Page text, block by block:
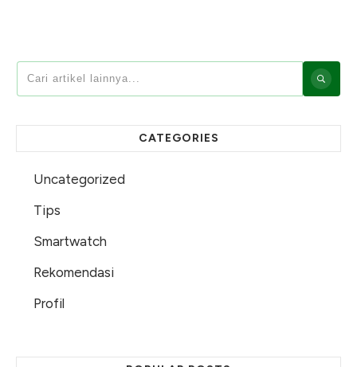
CATEGORIES
Uncategorized
Tips
Smartwatch
Rekomendasi
Profil